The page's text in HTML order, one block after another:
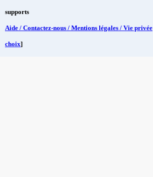
supports
Aide / Contactez-nous / Mentions légales / Vie privée
choix]